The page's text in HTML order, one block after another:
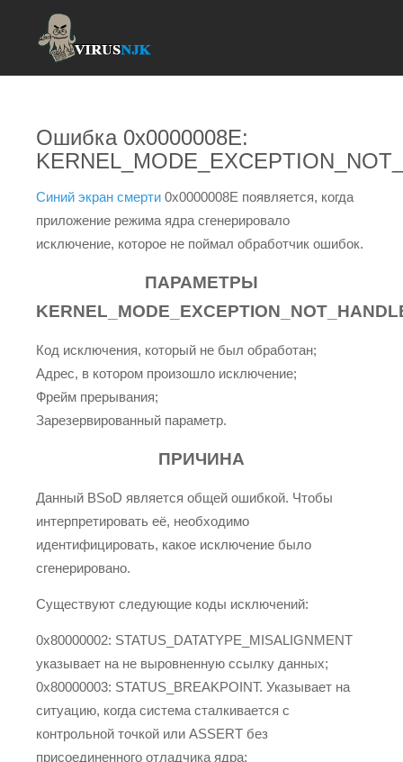
Ошибка 0x0000008E:
Синий экран смерти 0x0000008E появляется, когда
приложение режима ядра сгенерировало
исключение, которое не поймал обработчик ошибок.
ПАРАМЕТРЫ
Код исключения, который не был обработан;
Адрес, в котором произошло исключение;
Фрейм прерывания;
Зарезервированный параметр.
ПРИЧИНА
Данный BSoD является общей ошибкой. Чтобы
интерпретировать её, необходимо
идентифицировать, какое исключение было
сгенерировано.
Существуют следующие коды исключений:
0x80000002: STATUS_DATATYPE_MISALIGNMENT
указывает на не выровненную ссылку данных;
0x80000003: STATUS_BREAKPOINT. Указывает на
ситуацию, когда система сталкивается с
контрольной точкой или ASSERT без
присоединенного отладчика ядра;